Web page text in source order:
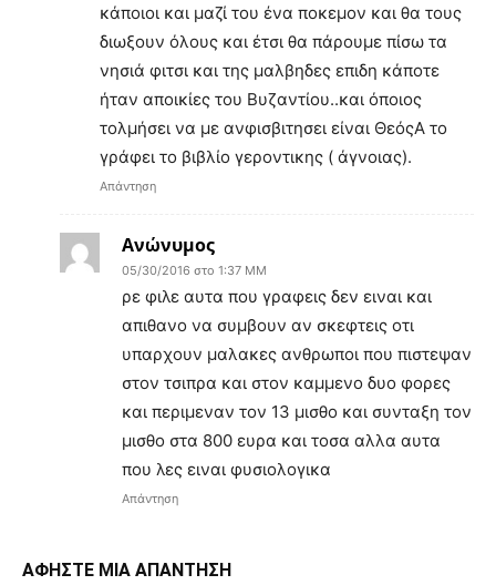
κάποιοι και μαζί του ένα ποκεμον και θα τους
διωξουν όλους και έτσι θα πάρουμε πίσω τα
νησιά φιτσι και της μαλβηδες επιδη κάποτε
ήταν αποικίες του Βυζαντίου..και όποιος
τολμήσει να με ανφισβιτησει είναι ΘεόςΑ το
γράφει το βιβλίο γεροντικης ( άγνοιας).
Απάντηση
Ανώνυμος
05/30/2016 στο 1:37 ΜΜ
ρε φιλε αυτα που γραφεις δεν ειναι και
απιθανο να συμβουν αν σκεφτεις οτι
υπαρχουν μαλακες ανθρωποι που πιστεψαν
στον τσιπρα και στον καμμενο δυο φορες
και περιμεναν τον 13 μισθο και συνταξη τον
μισθο στα 800 ευρα και τοσα αλλα αυτα
που λες ειναι φυσιολογικα
Απάντηση
ΑΦΗΣΤΕ ΜΙΑ ΑΠΑΝΤΗΣΗ